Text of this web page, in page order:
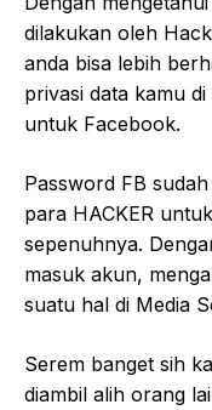
dilakukan oleh
anda bisa lebih
privasi data kamu
untuk Facebook.
Password FB
para HACKER
sepenuhnya.
masuk akun,
suatu hal di Media
Serem banget sih
diambil alih orang